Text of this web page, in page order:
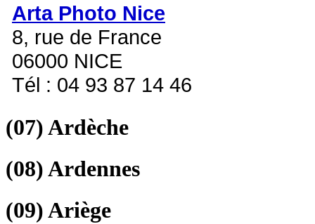
Arta Photo Nice
8, rue de France
06000 NICE
Tél : 04 93 87 14 46
(07)Ardèche
(08)Ardennes
(09)Ariège